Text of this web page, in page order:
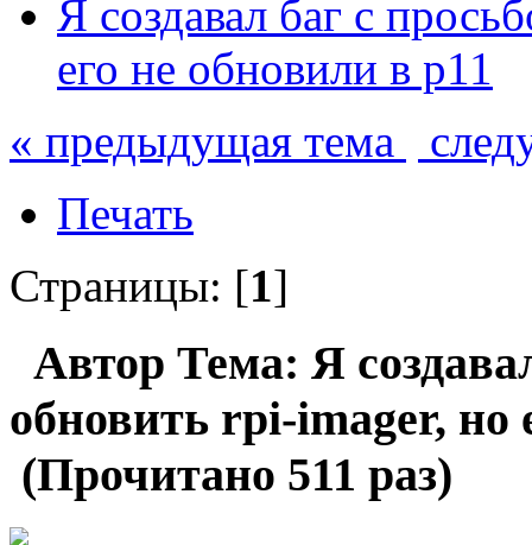
Я создавал баг с
его не обновили в p11
« предыдущая тема
Печать
Страницы: [1]
Автор Тема: Я
обновить rpi-imager, но
(Прочитано 511 раз)